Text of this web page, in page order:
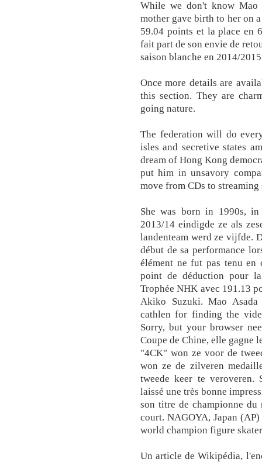
While we don't know
mother gave birth to her on
59.04 points et la place en
fait part de son envie de
saison blanche en 2014/
Once more details are
this section. They are
going nature.
The federation will do
isles and secretive states
dream of Hong Kong
put him in unsavory
move from CDs to streaming
She was born in 1990s,
2013/14 eindigde ze als
landenteam werd ze vijfde.
début de sa performance
élément ne fut pas tenu en
point de déduction pour
Trophée NHK avec 191.13
Akiko Suzuki. Mao
cathlen for finding the
Sorry, but your browser
Coupe de Chine, elle gagne
"4CK" won ze voor de
won ze de zilveren
tweede keer te veroveren.
laissé une très bonne
son titre de championne du
court. NAGOYA, Japan
world champion figure
Un article de Wikipédia,